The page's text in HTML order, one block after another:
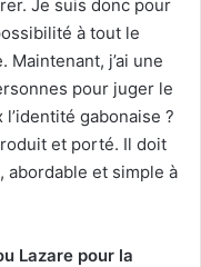
Je suis donc pour
à tout le
j’ai une
pour juger le
gabonaise ?
et porté. Il doit
abordable et simple à
Lazare pour la